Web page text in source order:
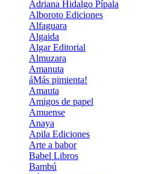
Adriana Hidalgo Pí­pala
Alboroto Ediciones
Alfaguara
Algaida
Algar Editorial
Almuzara
Amanuta
áMás pimienta!
Amauta
Amigos de papel
Amuense
Anaya
Apila Ediciones
Arte a babor
Babel Libros
Bambú